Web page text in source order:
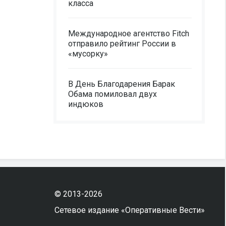
класса
Международное агентство Fitch
отправило рейтинг России в
«мусорку»
В День Благодарения Барак
Обама помиловал двух
индюков
© 2013-2026
Сетевое издание «Оперативные Вести»